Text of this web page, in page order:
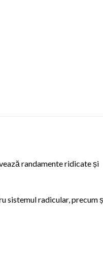
randamente ridicate și
sistemul radicular, precum